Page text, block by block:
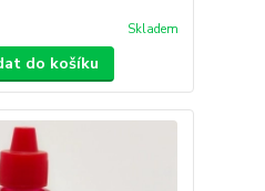
Skladem
do košíku